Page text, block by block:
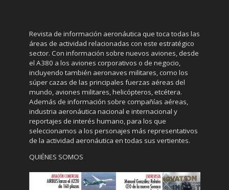
Revista de información aeronáutica que toca todas las
áreas de actividad relacionadas con este estratégico
sector. Con información sobre nuevos aviones, desde
el A380 a los aviones corporativos o de negocio,
incluyendo también aeronaves militares, como los
súper cazas de las principales fuerzas aéreas del
mundo, aviones militares, helicópteros, etcétera.
Además de información sobre compañías aéreas,
industria aeronáutica nacional e internacional y
reportajes de interés humano, para los que
seleccionamos a los personajes más representativos
de la actividad aeronáutica en todas sus vertientes.
QUIÉNES SOMOS